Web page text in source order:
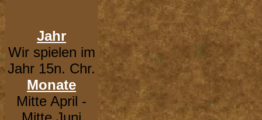
Jahr
Wir spielen im
Jahr 15n. Chr.
Monate
Mitte April -